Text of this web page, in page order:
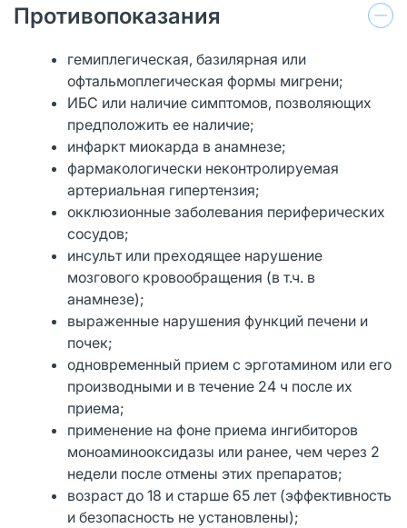
Противопоказания
гемиплегическая, базилярная или
офтальмоплегическая формы мигрени;
ИБС или наличие симптомов, позволяющих
предположить ее наличие;
инфаркт миокарда в анамнезе;
фармакологически неконтролируемая
артериальная гипертензия;
окклюзионные заболевания периферических
сосудов;
инсульт или преходящее нарушение
мозгового кровообращения (в т.ч. в
анамнезе);
выраженные нарушения функций печени и
почек;
одновременный прием с эрготамином или его
производными и в течение 24 ч после их
приема;
применение на фоне приема ингибиторов
моноаминооксидазы или ранее, чем через 2
недели после отмены этих препаратов;
возраст до 18 и старше 65 лет (эффективность
и безопасность не установлены);